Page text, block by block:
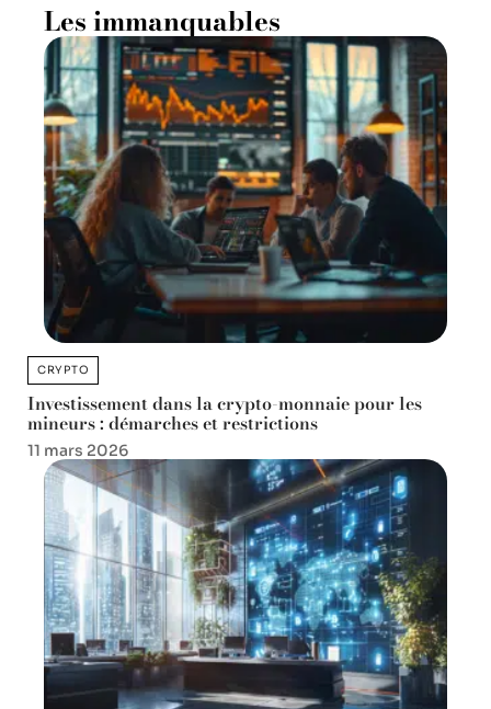
Les immanquables
CRYPTO
Investissement dans la crypto-monnaie pour les
mineurs : démarches et restrictions
11 mars 2026